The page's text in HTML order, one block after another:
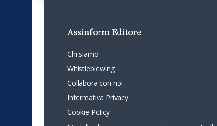
Assinform Editore
Chi siamo
Whistleblowing
Collabora con noi
Informativa Privacy
Cookie Policy